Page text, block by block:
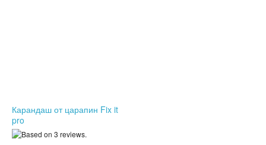
Карандаш от царапин Fix it
pro